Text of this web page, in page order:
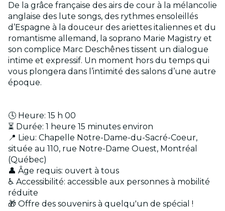
De la grâce française des airs de cour à la mélancolie
anglaise des lute songs, des rythmes ensoleillés
d’Espagne à la douceur des ariettes italiennes et du
romantisme allemand, la soprano Marie Magistry et
son complice Marc Deschênes tissent un dialogue
intime et expressif. Un moment hors du temps qui
vous plongera dans l’intimité des salons d’une autre
époque.
🕓 Heure: 15 h 00
⏳ Durée: 1 heure 15 minutes environ
📍 Lieu: Chapelle Notre-Dame-du-Sacré-Coeur,
située au 110, rue Notre-Dame Ouest, Montréal
(Québec)
👤 Âge requis: ouvert à tous
♿ Accessibilité: accessible aux personnes à mobilité
réduite
🎁 Offre des souvenirs à quelqu'un de spécial !